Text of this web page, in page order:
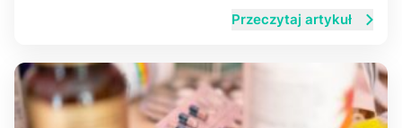
Przeczytaj artykuł